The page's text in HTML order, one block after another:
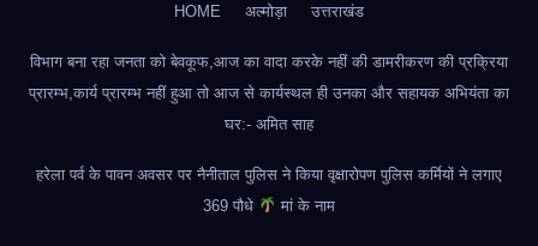
HOME अल्मोड़ा उत्तराखंड
विभाग बना रहा जनता को बेवकूफ,आज का वादा करके नहीं की डामरीकरण की प्रक्रिया
प्रारम्भ,कार्य प्रारम्भ नहीं हुआ तो आज से कार्यस्थल ही उनका और सहायक अभियंता का
घर:- अमित साह
हरेला पर्व के पावन अवसर पर नैनीताल पुलिस ने किया वृक्षारोपण पुलिस कर्मियों ने लगाए
369 पौधे
मां के नाम